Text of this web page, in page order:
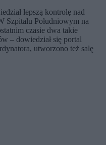
lepszą kontrolę nad
Szpitalu Południowym na
czasie dwa takie
– dowiedział się portal
utworzono też salę